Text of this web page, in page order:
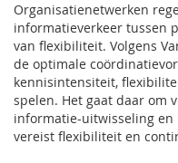
Organisatienetwerken
informatieverkeer tussen
van flexibiliteit. Volgens
de optimale
kennisintensiteit,
spelen. Het gaat daar om
informatie-uitwisseling
vereist flexibiliteit en